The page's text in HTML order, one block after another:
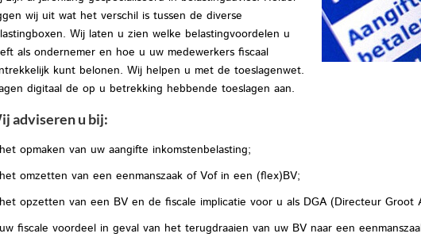
wij uit wat het verschil is tussen de diverse
Wij laten u zien welke belastingvoordelen u
als ondernemer en hoe u uw medewerkers fiscaal
kunt belonen. Wij helpen u met de toeslagenwet.
digitaal de op u betrekking hebbende toeslagen aan.
adviseren u bij:
het opmaken van uw aangifte inkomstenbelasting;
het omzetten van een eenmanszaak of Vof in een (flex)BV;
het opzetten van een BV en de fiscale implicatie voor u als DGA (Directeur Groot
uw fiscale voordeel in geval van het terugdraaien van uw BV naar een